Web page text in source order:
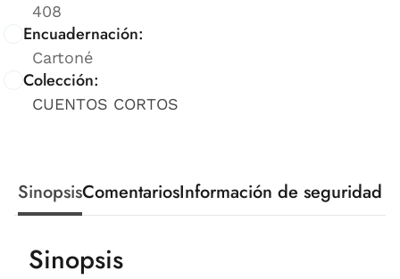
408
Encuadernación:
Cartoné
Colección:
CUENTOS CORTOS
SinopsisComentariosInformación de seguridad
Sinopsis